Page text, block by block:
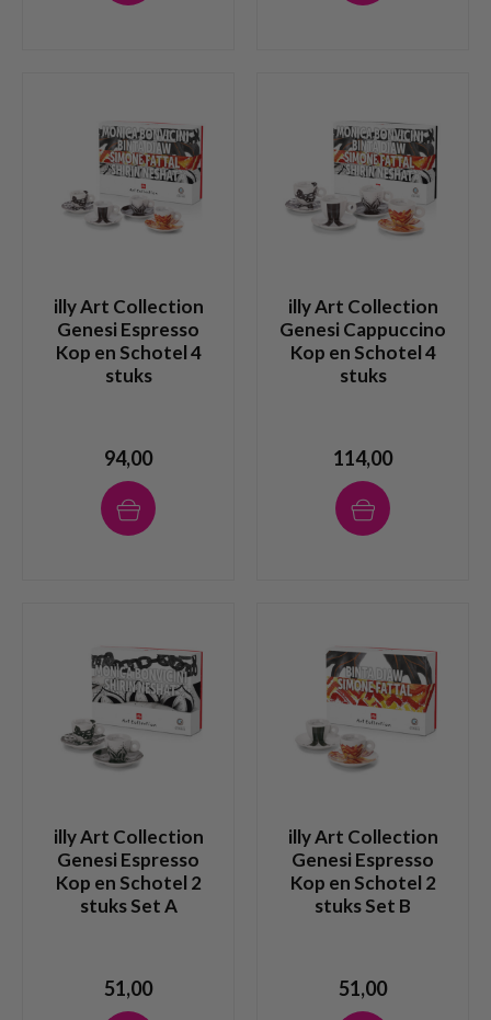
illy Art Collection
Genesi Espresso
Kop en Schotel 4
stuks
94,00
illy Art Collection
Genesi Cappuccino
Kop en Schotel 4
stuks
114,00
illy Art Collection
Genesi Espresso
Kop en Schotel 2
stuks Set A
51,00
illy Art Collection
Genesi Espresso
Kop en Schotel 2
stuks Set B
51,00